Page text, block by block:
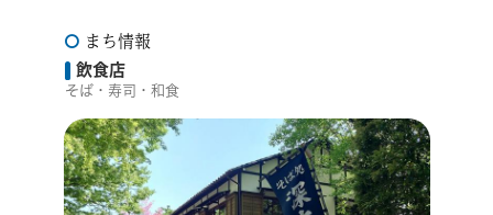
まち情報
飲食店
そば・寿司・和食